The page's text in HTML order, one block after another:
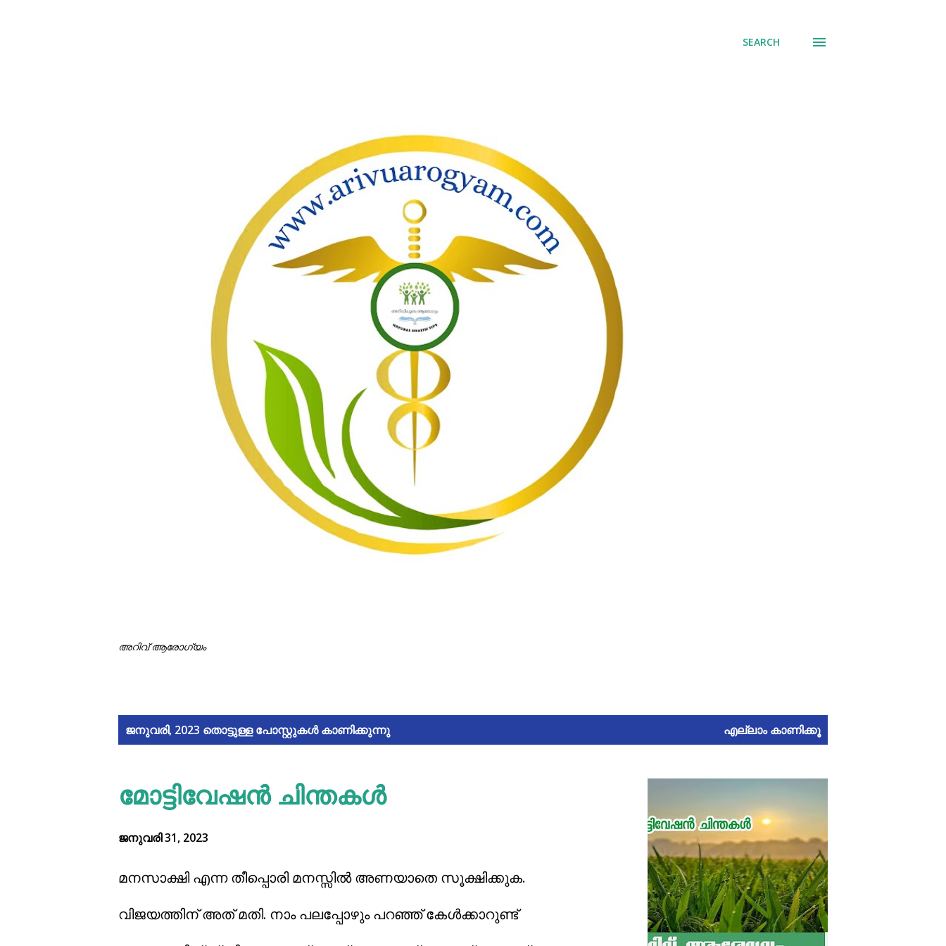
അറിവ് ആരോഗ്യം
SEARCH
ജനുവരി, 2023 തൊട്ടുള്ള പോസ്റ്റുകൾ കാണിക്കുന്നു എല്ലാം കാണിക്കൂ
മോട്ടിവേഷൻ ചിന്തകൾ
ജനുവരി 31, 2023
മനസാക്ഷി എന്ന തീപ്പൊരി മനസ്സിൽ അണയാതെ സൂക്ഷിക്കുക.
വിജയത്തിന് അത് മതി. നാം പലപ്പോഴും പറഞ്ഞ് കേൾക്കാറുണ്ട്